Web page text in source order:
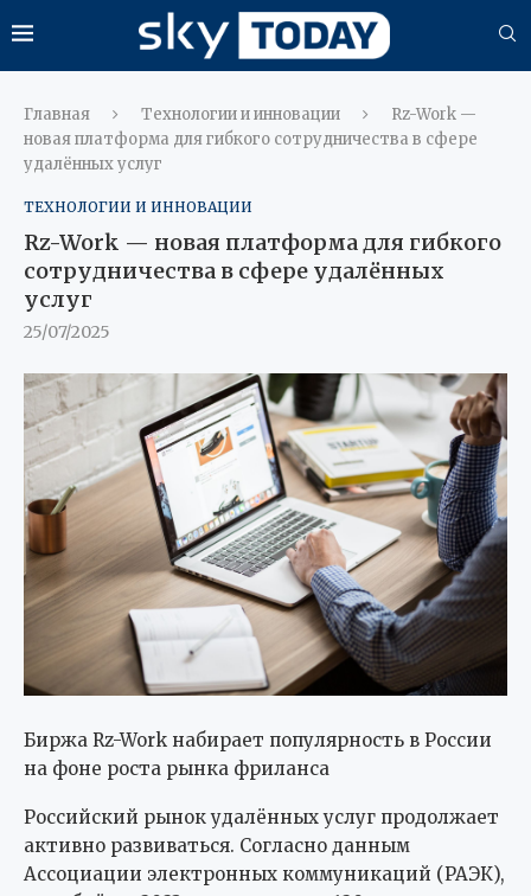
Главная Технологии и инновации
Rz-Work —
новая платформа для гибкого сотрудничества в сфере
удалённых услуг
ТЕХНОЛОГИИ И ИННОВАЦИИ
Rz-Work — новая платформа для гибкого
сотрудничества в сфере удалённых
услуг
25/07/2025
Биржа Rz-Work набирает популярность в России
на фоне роста рынка фриланса
Российский рынок удалённых услуг продолжает
активно развиваться. Согласно данным
Ассоциации электронных коммуникаций (РАЭК),